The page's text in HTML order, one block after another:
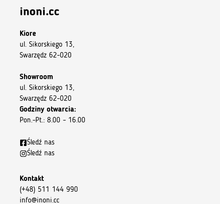
inoni.cc
Kiore
ul. Sikorskiego 13,
Swarzędz 62-020
Showroom
ul. Sikorskiego 13,
Swarzędz 62-020
Godziny otwarcia:
Pon.–Pt.: 8.00 – 16.00
Śledź nas
Śledź nas
Kontakt
(+48) 511 144 990
info@inoni.cc